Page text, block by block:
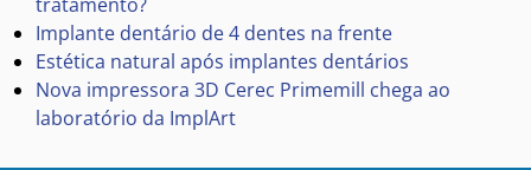
Implante dentário de 4 dentes na frente
Estética natural após implantes dentários
Nova impressora 3D Cerec Primemill chega ao
laboratório da ImplArt